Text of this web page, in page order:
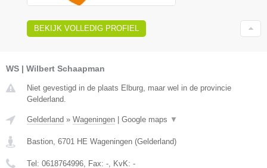
BEKIJK VOLLEDIG PROFIEL
WS | Wilbert Schaapman
Niet gevestigd in de plaats Elburg, maar wel in de provincie
Gelderland.
Gelderland » Wageningen Google maps ▼
Bastion 6701 HE Wageningen (Gelderland)
Tel: 0618764996 , Fax: - , KvK: -